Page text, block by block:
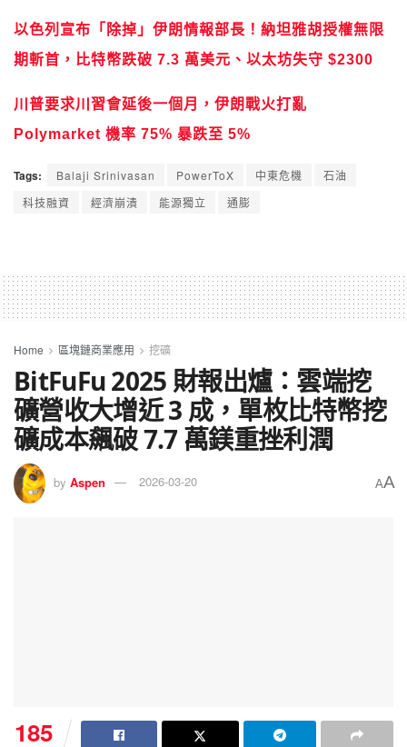
以色列宣布「除掉」伊朗情報部長！納坦雅胡授權無限
期斬首，比特幣跌破 7.3 萬美元、以太坊失守 $2300
川普要求川習會延後一個月，伊朗戰火打亂
Polymarket 機率 75% 暴跌至 5%
Tags: Balaji Srinivasan PowerToX 中東危機
石油
科技融資
經濟崩潰 能源獨立 通膨
Home 區塊鏈商業應用 挖礦
BitFuFu 2025 財報出爐：雲端挖
礦營收大增近 3 成，單枚比特幣挖
礦成本飆破 7.7 萬鎂重挫利潤
by Aspen 2026-03-20 AA
185